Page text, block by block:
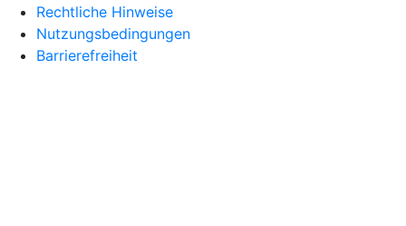
Rechtliche Hinweise
Nutzungsbedingungen
Barrierefreiheit